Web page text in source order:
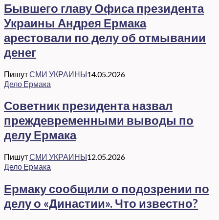
Бывшего главу Офиса президента
Украины Андрея Ермака
арестовали по делу об отмывании
денег
ПишутСМИ УКРАИНЫ14.05.2026
Дело Ермака
Советник президента назвал
преждевременными выводы по
делу Ермака
ПишутСМИ УКРАИНЫ12.05.2026
Дело Ермака
Ермаку сообщили о подозрении по
делу о «Династии». Что известно?